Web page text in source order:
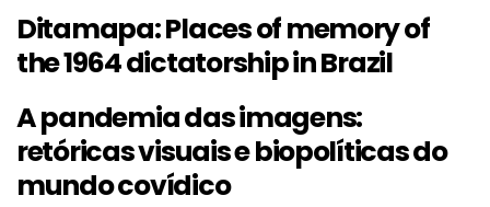
Ditamapa: Places of memory of
the 1964 dictatorship in Brazil
A pandemia das imagens:
retóricas visuais e biopolíticas do
mundo covídico